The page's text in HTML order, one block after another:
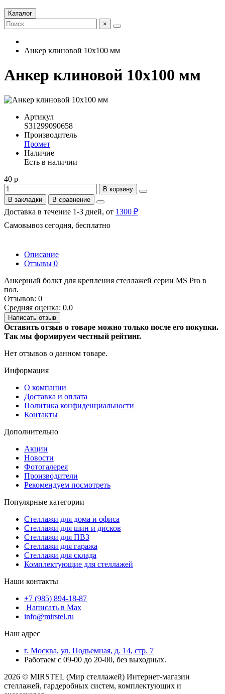
Каталог
×
Анкер клиновой 10х100 мм
Анкер клиновой 10х100 мм
Артикул
S31299090658
Производитель
Промет
Наличие
Есть в наличии
40 р
В корзину
В закладки
В сравнение
Доставка в течение 1-3 дней, от 1300 ₽
Самовывоз сегодня, бесплатно
Описание
Отзывы 0
Анкерный болкт для крепления стеллажей серии MS Pro в
пол.
Отзывов: 0
Средняя оценка: 0.0
Написать отзыв
Оставить отзыв о товаре можно только после его покупки.
Так мы формируем честный рейтинг.
Нет отзывов о данном товаре.
Информация
О компании
Доставка и оплата
Политика конфиденциальности
Контакты
Дополнительно
Акции
Новости
Фотогалерея
Производители
Рекомендуем посмотреть
Популярные категории
Стеллажи для дома и офиса
Стеллажи для шин и дисков
Стеллажи для ПВЗ
Стеллажи для гаража
Стеллажи для склада
Комплектующие для стеллажей
Наши контакты
+7 (985) 894-18-87
Написать в Max
info@mirstel.ru
Наш адрес
г. Москва, ул. Подъемная, д. 14, стр. 7
Работаем с 09-00 до 20-00, без выходных.
2026 © MIRSTEL (Мир стеллажей) Интернет-магазин
стеллажей, гардеробных систем, комплектующих и